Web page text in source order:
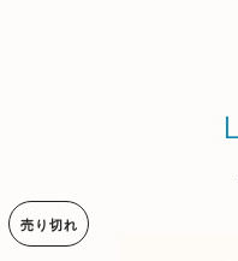
売り切れ